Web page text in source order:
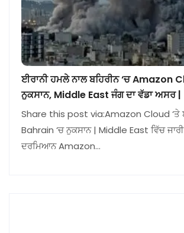
ਈਰਾਨੀ ਹਮਲੇ ਨਾਲ ਬਹਿਰੀਨ ‘ਚ Amazon
ਨੁਕਸਾਨ, Middle East ਜੰਗ ਦਾ ਵੱਡਾ ਅਸਰ |
Share this post via:Amazon Cloud ‘ਤੇ
Bahrain ‘ਚ ਨੁਕਸਾਨ | Middle East ਵਿੱਚ
ਦਰਮਿਆਨ Amazon…